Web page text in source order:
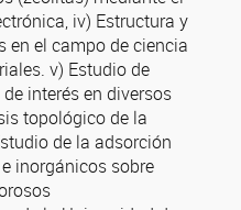
iv) Estructura y
en el campo de ciencia
v) Estudio de
interés en diversos
topológico de la
de la adsorción
inorgánicos sobre